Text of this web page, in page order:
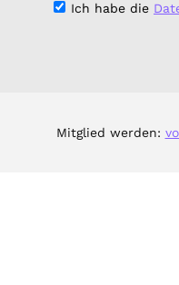
Ich habe die
Mitglied werden: